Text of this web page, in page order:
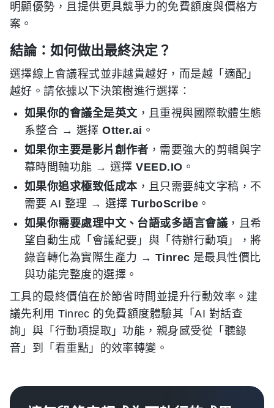
明顯優勢，且提供更具競爭力的免費額度與價格方
案。
結論：如何做出最終決定？
選擇線上會議程式並非越貴越好，而是越「適配」
越好。請依據以下決策樹進行選擇：
如果你的會議全是英文，且重視與國際軟體生態
系整合 → 選擇Otter.ai 。
如果你主要是影片創作者 ，需要強大的剪輯與字
幕時間軸功能 → 選擇VEED.IO 。
如果你追求極致低成本 ，且只需要純文字稿，不
需要 AI 整理 → 選擇TurboScribe 。
如果你需要處理中文、台語或多語言會議 ，且希
望自動生成「會議紀要」與「待辦行動項」，將
錄音轉化為實際生產力 → Tinrec 是最具性價比
與功能完整度的選擇。
工具的最終價值在於節省時間並提升行動效率。建
議先利用 Tinrec 的免費額度體驗其「AI 對話查
詢」與「行動項提取」功能，親身感受從「聽錄
音」到「看重點」的效率轉變。